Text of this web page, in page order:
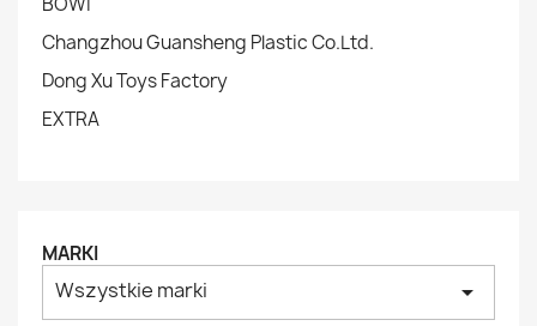
Changzhou Guansheng Plastic Co.Ltd.
Dong Xu Toys Factory
EXTRA
MARKI
Wszystkie marki arrow_drop_down